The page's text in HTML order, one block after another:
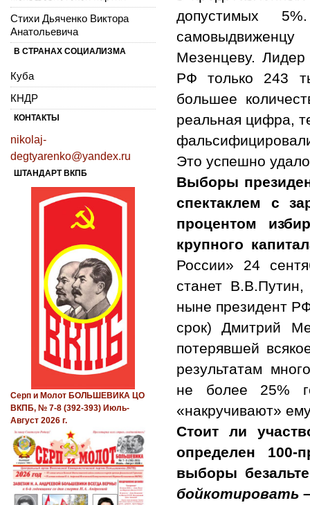
допустимых
Мезенцеву.
РФ только 243
большее
реальная цифра,
Это успешно
Выборы
спектаклем с
процентом
крупного
России» 24
станет
ныне президент
срок) Дмитрий
потерявшей
результатам
не более 25%
«накручивают»
Стоит ли
определен 100-
выборы
бойкотировать
Стихи Дьяченко Виктора
Анатольевича
В СТРАНАХ СОЦИАЛИЗМА
Куба
КНДР
КОНТАКТЫ
nikolaj-
degtyarenko@yandex.ru
ШТАНДАРТ ВКПБ
Серп и Молот БОЛЬШЕВИКА ЦО
ВКПБ, № 7-8 (392-393) Июль-
Август 2026 г.